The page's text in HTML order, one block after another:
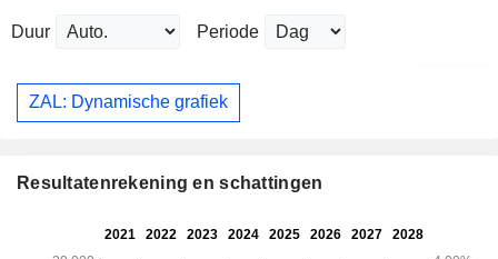
Duur Periode
ZAL: Dynamische grafiek
Resultatenrekening en schattingen